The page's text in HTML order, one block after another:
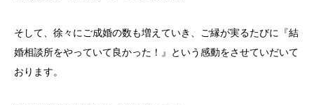
そして、徐々にご成婚の数も増えていき、ご縁が実るたびに『結
婚相談所をやっていて良かった！』という感動をさせていだいて
おります。